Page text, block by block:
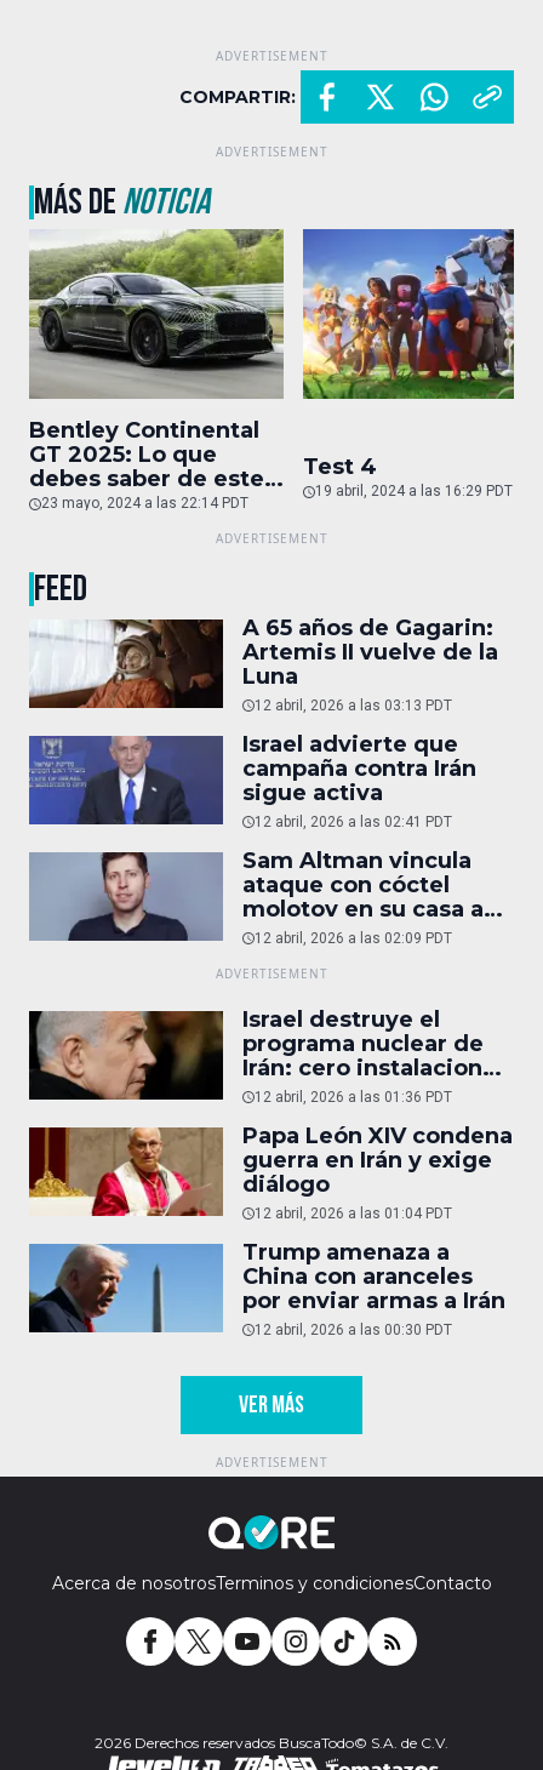
COMPARTIR:
MÁS DENOTICIA
Bentley Continental
GT 2025: Lo que
debes saber de este
auto de superlujo
23 mayo, 2024 a las 22:14 PDT
Test 4
19 abril, 2024 a las 16:29 PDT
FEED
A 65 años de Gagarin:
Artemis II vuelve de la
Luna
12 abril, 2026 a las 03:13 PDT
Israel advierte que
campaña contra Irán
sigue activa
12 abril, 2026 a las 02:41 PDT
Sam Altman vincula
ataque con cóctel
molotov en su casa a
reportaje
12 abril, 2026 a las 02:09 PDT
Israel destruye el
programa nuclear de
Irán: cero instalaciones
operativas
12 abril, 2026 a las 01:36 PDT
Papa León XIV condena
guerra en Irán y exige
diálogo
12 abril, 2026 a las 01:04 PDT
Trump amenaza a
China con aranceles
por enviar armas a Irán
12 abril, 2026 a las 00:30 PDT
VER MÁS
Acerca de nosotrosTerminos y condicionesContacto
2026 Derechos reservados BuscaTodo© S.A. de C.V.